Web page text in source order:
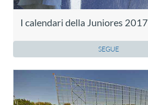
I calendari della Juniores 2017
SEGUE